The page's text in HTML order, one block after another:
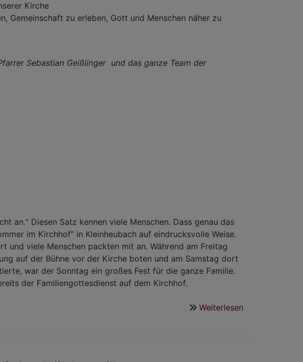
Kirche
Gemeinschaft zu erleben, Gott und Menschen näher zu
Sebastian Geißlinger und das ganze Team der
an.“ Diesen Satz kennen viele Menschen. Dass genau das
im Kirchhof“ in Kleinheubach auf eindrucksvolle Weise.
und viele Menschen packten mit an. Während am Freitag
auf der Bühne vor der Kirche boten und am Samstag dort
war der Sonntag ein großes Fest für die ganze Familie.
der Familiengottesdienst auf dem Kirchhof.
Weiterlesen